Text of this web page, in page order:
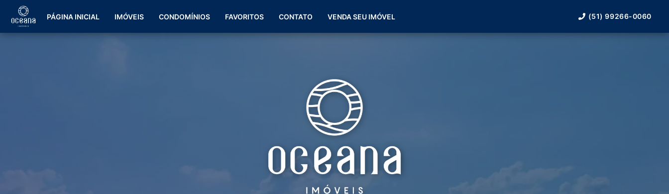
(51) 99266-0060
PÁGINA INICIAL IMÓVEIS CONDOMÍNIOS FAVORITOS CONTATO VENDA SEU IMÓVEL (51) 99266-0060